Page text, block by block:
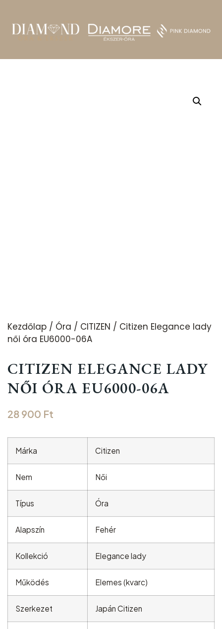
Kezdőlap / Óra / CITIZEN / Citizen Elegance lady
női óra EU6000-06A
CITIZEN ELEGANCE LADY
NŐI ÓRA EU6000-06A
28 900 Ft
Márka Citizen
Nem Női
Típus Óra
Alapszín Fehér
Kollekció Elegance lady
Működés Elemes (kvarc)
Szerkezet Japán Citizen